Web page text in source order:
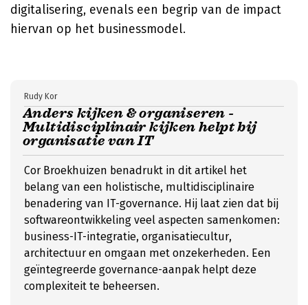
digitalisering, evenals een begrip van de impact
hiervan op het businessmodel.
Anders kijken & organiseren -
Multidisciplinair kijken helpt bij
organisatie van IT
Rudy Kor
Cor Broekhuizen benadrukt in dit artikel het
belang van een holistische, multidisciplinaire
benadering van IT-governance. Hij laat zien dat bij
softwareontwikkeling veel aspecten samenkomen:
business-IT-integratie, organisatiecultur,
architectuur en omgaan met onzekerheden. Een
geïntegreerde governance-aanpak helpt deze
complexiteit te beheersen.